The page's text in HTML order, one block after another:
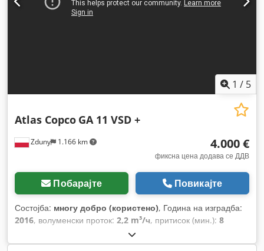
1 / 5
Zduny 1.166 km
Atlas Copco GA 11 VSD +
4.000 €
фиксна цена додава се ДДВ
Побарајте Повикајте
Состојба: многу добро (користено), Година на изградба:
2016, волуменски проток: 2,2 m³/ч, притисок (мин.): 8